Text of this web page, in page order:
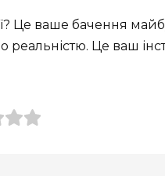
Це ваше бачення
реальністю. Це ваш